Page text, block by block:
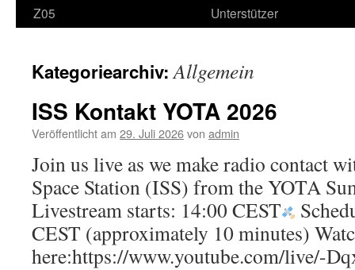
Z05
Unterstützer
Kategoriearchiv:Allgemein
ISS Kontakt YOTA 2026
Veröffentlicht am 29. Juli 2026von admin
Join us live as we make radio contact
Space Station (ISS) from the YOTA
Livestream starts: 14:00 CEST
CEST (approximately 10 minutes)
here:https://www.youtube.com/live/-